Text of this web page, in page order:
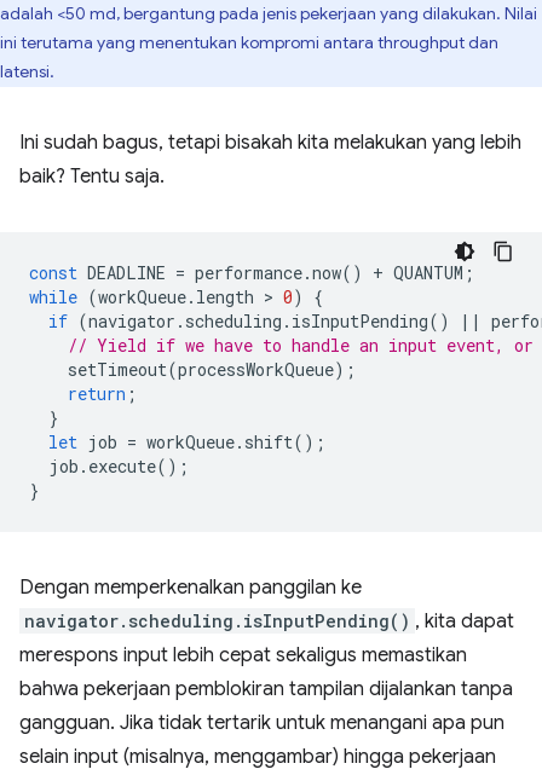
adalah <50 md, bergantung pada jenis pekerjaan yang dilakukan. Nilai
ini terutama yang menentukan kompromi antara throughput dan
latensi.
Ini sudah bagus, tetapi bisakah kita melakukan yang lebih
baik? Tentu saja.
const DEADLINE = performance.now() + QUANTUM ;
while (workQueue. length > 0)
{
if (navigator . scheduling . isInputPending() ||
// Yield if we have to handle an input event,
setTimeout(processWorkQueue);
return ;
}
let job = workQueue. shift();
job . execute();
}
Dengan memperkenalkan panggilan ke
navigator.scheduling.isInputPending() , kita dapat
merespons input lebih cepat sekaligus memastikan
bahwa pekerjaan pemblokiran tampilan dijalankan tanpa
gangguan. Jika tidak tertarik untuk menangani apa pun
selain input (misalnya, menggambar) hingga pekerjaan